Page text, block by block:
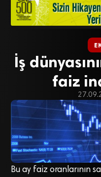
İş
faiz
Bu ay faiz oranlarının